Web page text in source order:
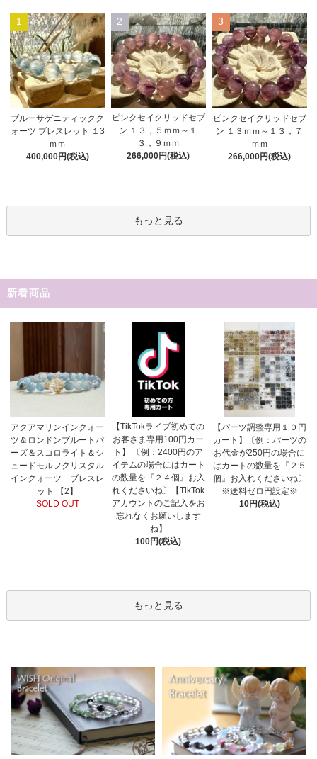
1
ブルーサゲニティックク
ォーツ ブレスレット １3
ｍｍ
400,000円(税込)
2
ピンクセイクリッドセブ
ン １３，５ｍｍ～１
３，９ｍｍ
266,000円(税込)
3
ピンクセイクリッドセブ
ン １３ｍｍ～１３，７
ｍｍ
266,000円(税込)
もっと見る
新着商品
アクアマリンインクォー
ツ＆ロンドンブルートパ
ーズ＆スコロライト＆シ
ュードモルフクリスタル
インクォーツ ブレスレ
ット 【2】
SOLD OUT
【TikTokライブ初めての
お客さま専用100円カー
ト】 〔例：2400円のア
イテムの場合にはカート
の数量を『２４個』お入
れくださいね〕【TikTok
アカウントのご記入をお
忘れなくお願いします
ね】
100円(税込)
【パーツ調整専用１０円
カート】〔例：パーツの
お代金が250円の場合に
はカートの数量を『２５
個』お入れくださいね〕
※送料ゼロ円設定※
10円(税込)
もっと見る